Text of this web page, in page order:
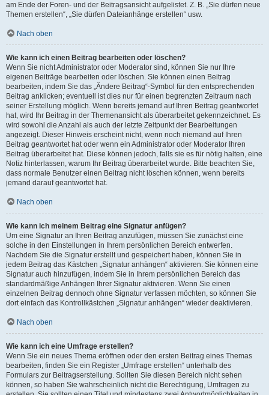
am Ende der Foren- und der Beitragsansicht aufgelistet. Z. B. „Sie dürfen neue
Themen erstellen“, „Sie dürfen Dateianhänge erstellen“ usw.
Nach oben
Wie kann ich einen Beitrag bearbeiten oder löschen?
Wenn Sie nicht Administrator oder Moderator sind, können Sie nur Ihre
eigenen Beiträge bearbeiten oder löschen. Sie können einen Beitrag
bearbeiten, indem Sie das „Ändere Beitrag“-Symbol für den entsprechenden
Beitrag anklicken; eventuell ist dies nur für einen begrenzten Zeitraum nach
seiner Erstellung möglich. Wenn bereits jemand auf Ihren Beitrag geantwortet
hat, wird Ihr Beitrag in der Themenansicht als überarbeitet gekennzeichnet. Es
wird sowohl die Anzahl als auch der letzte Zeitpunkt der Bearbeitungen
angezeigt. Dieser Hinweis erscheint nicht, wenn noch niemand auf Ihren
Beitrag geantwortet hat oder wenn ein Administrator oder Moderator Ihren
Beitrag überarbeitet hat. Diese können jedoch, falls sie es für nötig halten, eine
Notiz hinterlassen, warum Ihr Beitrag überarbeitet wurde. Bitte beachten Sie,
dass normale Benutzer einen Beitrag nicht löschen können, wenn bereits
jemand darauf geantwortet hat.
Nach oben
Wie kann ich meinem Beitrag eine Signatur anfügen?
Um eine Signatur an Ihren Beitrag anzufügen, müssen Sie zunächst eine
solche in den Einstellungen in Ihrem persönlichen Bereich entwerfen.
Nachdem Sie die Signatur erstellt und gespeichert haben, können Sie in
jedem Beitrag das Kästchen „Signatur anhängen“ aktivieren. Sie können eine
Signatur auch hinzufügen, indem Sie in Ihrem persönlichen Bereich das
standardmäßige Anhängen Ihrer Signatur aktivieren. Wenn Sie einen
einzelnen Beitrag dennoch ohne Signatur verfassen möchten, so können Sie
dort einfach das Kontrollkästchen „Signatur anhängen“ wieder deaktivieren.
Nach oben
Wie kann ich eine Umfrage erstellen?
Wenn Sie ein neues Thema eröffnen oder den ersten Beitrag eines Themas
bearbeiten, finden Sie ein Register „Umfrage erstellen“ unterhalb des
Formulars zur Beitragserstellung. Sollten Sie diesen Bereich nicht sehen
können, so haben Sie wahrscheinlich nicht die Berechtigung, Umfragen zu